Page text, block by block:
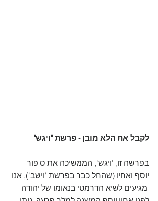
לקבל את הלא מובן - פרשת "ויגש"
בפרשה זו, 'ויגש', הממשיכה את סיפור
יוסף ואחיו (שהחל כבר בפרשת 'וישב'), אנו
מגיעים לשיא הדרמטי בנאומו של יהודה